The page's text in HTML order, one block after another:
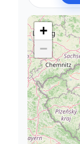
+
−